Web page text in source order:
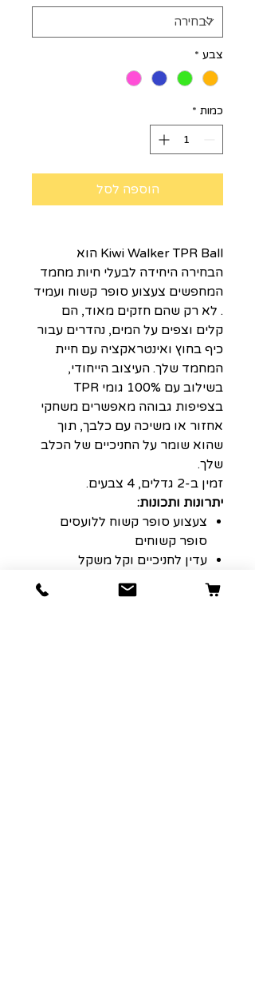
צבע *
כמות *
הוספה לסל
Kiwi Walker TPR Ball הוא
הבחירה היחידה לבעלי חיות מחמד
המחפשים צעצוע סופר קשוח ועמיד
. לא רק שהם חזקים מאוד, הם
קלים וצפים על המים, נהדרים עבור
כיף בחוץ ואינטראקציה עם חיית
המחמד שלך. העיצוב הייחודי,
בשילוב עם 100% גומי TPR
בצפיפות גבוהה מאפשרים משחקי
אחזור או משיכה עם כלבך, תוך
שהוא שומר על החניכיים של הכלב
שלך.
זמין ב-2 גדלים, 4 צבעים.
יתרונות ותכונות:
צעצוע סופר קשוח ללועסים
סופר קשוחים
עדין לחניכיים וקל משקל
צפים, אידיאלי למשחקי מים
אידיאלי למשחקי אחזור או